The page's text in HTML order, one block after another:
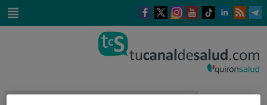
Este
enlace
se
ventana
nueva.
Este
enlace
se
una
ventana
nueva.
Este
enlace
se
una
ventana
nueva.
Este
enlace
se
una
ventana
nueva.
Enlace
una
Enlace
una